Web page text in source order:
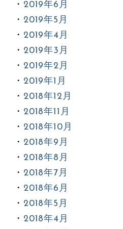
2019年6月
2019年5月
2019年4月
2019年3月
2019年2月
2019年1月
2018年12月
2018年11月
2018年10月
2018年9月
2018年8月
2018年7月
2018年6月
2018年5月
2018年4月